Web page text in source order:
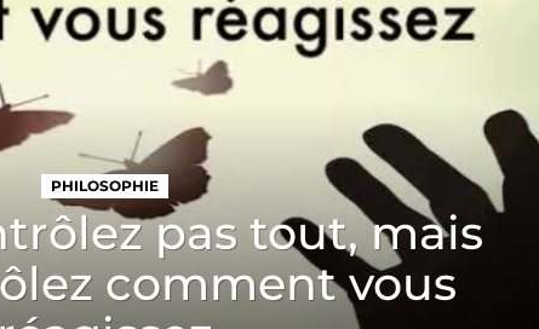
PHILOSOPHIE
pas tout, mais
comment vous